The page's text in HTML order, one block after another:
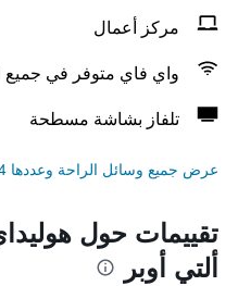
مركز أعمال
واي فاي متوفر في جميع
تلفاز بشاشة مسطحة
عرض جميع وسائل الراحة وعددها 94
تقييمات حول
ألتي أوبر